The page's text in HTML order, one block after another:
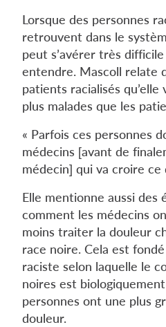
Lorsque des personnes
retrouvent dans le
peut s’avérer très
entendre. Mascoll relate
patients racialisés
plus malades que les
« Parfois ces personnes
médecins [avant de
médecin] qui va croire ce
Elle mentionne aussi
comment les médecins
moins traiter la douleur
race noire. Cela est
raciste selon laquelle le
noires est
personnes ont une plus
douleur.